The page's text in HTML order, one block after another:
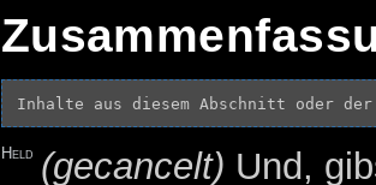
Inhalte aus diesem Abschnitt oder
Held (gecancelt) Und,